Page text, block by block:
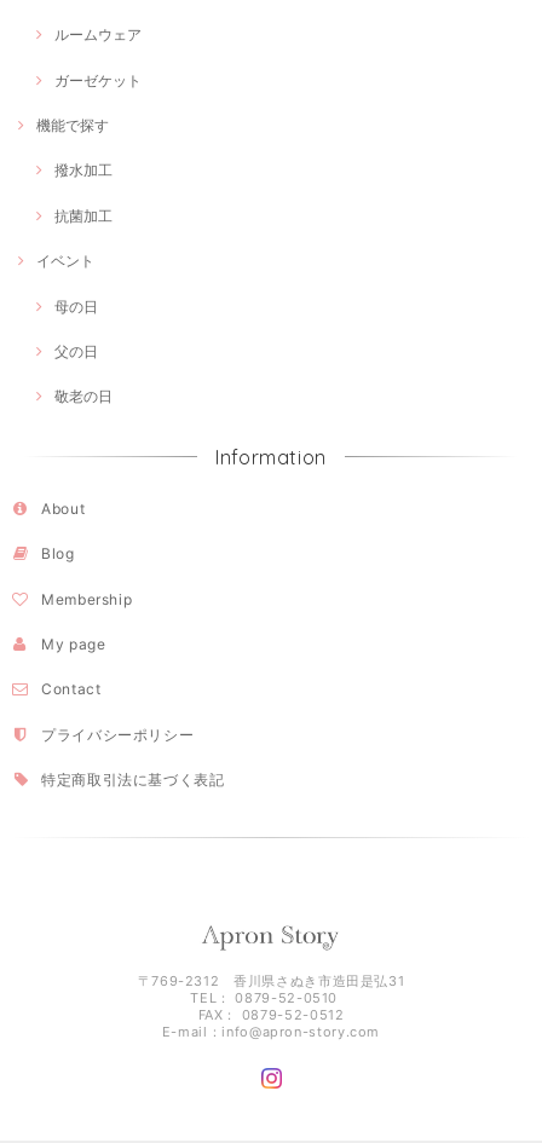
ルームウェア
ガーゼケット
機能で探す
撥水加工
抗菌加工
イベント
母の日
父の日
敬老の日
Information
About
Blog
Membership
My page
Contact
プライバシーポリシー
特定商取引法に基づく表記
〒769-2312 香川県さぬき市造田是弘31
TEL： 0879-52-0510
FAX： 0879-52-0512
E-mail： info@apron-story.com